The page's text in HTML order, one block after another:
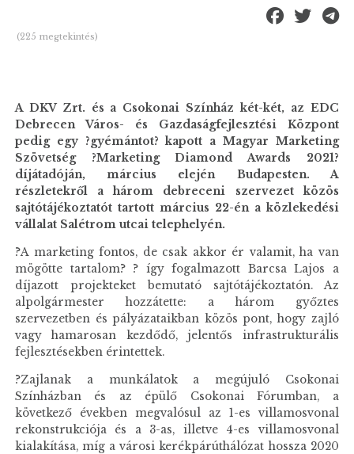
(225 megtekintés)
A DKV Zrt. és a Csokonai Színház két-két, az EDC
Debrecen Város- és Gazdaságfejlesztési Központ
pedig egy ?gyémántot? kapott a Magyar Marketing
Szövetség ?Marketing Diamond Awards 2021?
díjátadóján, március elején Budapesten. A
részletekről a három debreceni szervezet közös
sajtótájékoztatót tartott március 22-én a közlekedési
vállalat Salétrom utcai telephelyén.
?A marketing fontos, de csak akkor ér valamit, ha van
mögötte tartalom? ? így fogalmazott Barcsa Lajos a
díjazott projekteket bemutató sajtótájékoztatón. Az
alpolgármester hozzátette: a három győztes
szervezetben és pályázataikban közös pont, hogy zajló
vagy hamarosan kezdődő, jelentős infrastrukturális
fejlesztésekben érintettek.
?Zajlanak a munkálatok a megújuló Csokonai
Színházban és az épülő Csokonai Fórumban, a
következő években megvalósul az 1-es villamosvonal
rekonstrukciója és a 3-as, illetve 4-es villamosvonal
kialakítása, míg a városi kerékpárúthálózat hossza 2020